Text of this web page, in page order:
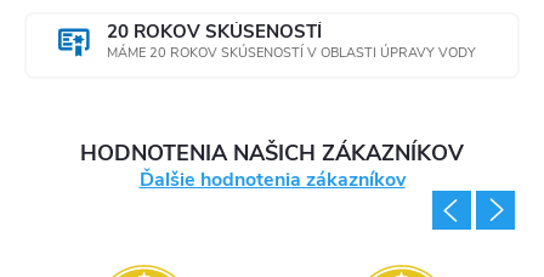
20 ROKOV SKÚSENOSTÍ
MÁME 20 ROKOV SKÚSENOSTÍ V OBLASTI ÚPRAVY VODY
HODNOTENIA NAŠICH ZÁKAZNÍKOV
Ďalšie hodnotenia zákazníkov